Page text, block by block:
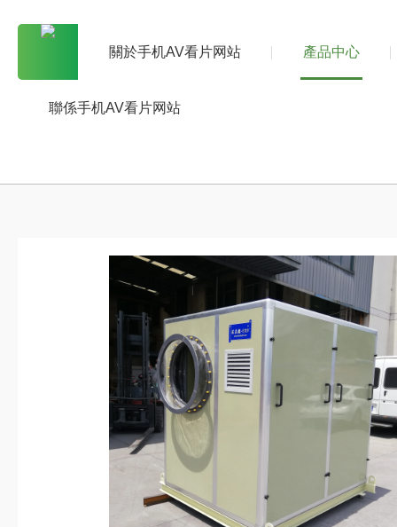
關於手机AV看片网站 產品中心
聯係手机AV看片网站